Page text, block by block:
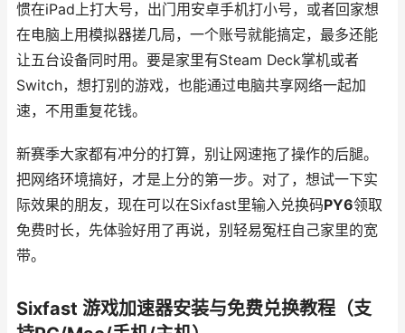
惯在iPad上打大号，出门用安卓手机打小号，或者回家想
在电脑上用模拟器搓几局，一个账号就能搞定，最多还能
让五台设备同时用。要是家里有Steam Deck掌机或者
Switch，想打别的游戏，也能通过电脑共享网络一起加
速，不用重复花钱。
新赛季大家都有冲分的打算，别让网速拖了操作的后腿。
把网络环境搞好，才是上分的第一步。对了，想试一下实
际效果的朋友，现在可以在Sixfast里输入兑换码PY6领取
免费时长，先体验好用了再说，别轻易冤枉自己家里的宽
带。
Sixfast 游戏加速器安装与免费兑换教程（支